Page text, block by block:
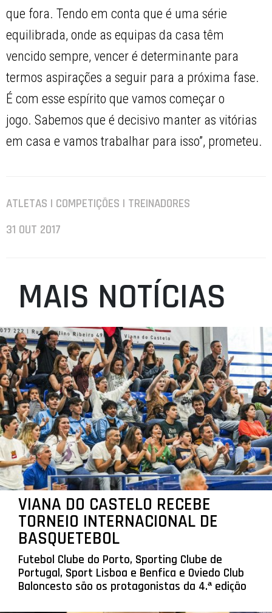
que fora. Tendo em conta que é uma série
equilibrada, onde as equipas da casa têm
vencido sempre, vencer é determinante para
termos aspirações a seguir para a próxima fase.
É com esse espírito que vamos começar o
jogo. Sabemos que é decisivo manter as vitórias
em casa e vamos trabalhar para isso”, prometeu.
ATLETAS | COMPETIÇÕES | TREINADORES
31 OUT 2017
MAIS NOTÍCIAS
VIANA DO CASTELO RECEBE
TORNEIO INTERNACIONAL DE
BASQUETEBOL
Futebol Clube do Porto, Sporting Clube de
Portugal, Sport Lisboa e Benfica e Oviedo Club
Baloncesto são os protagonistas da 4.ª edição